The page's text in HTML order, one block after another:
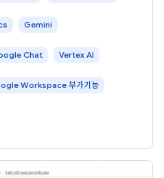
Gemini
Chat Vertex AI
Workspace 부가기능